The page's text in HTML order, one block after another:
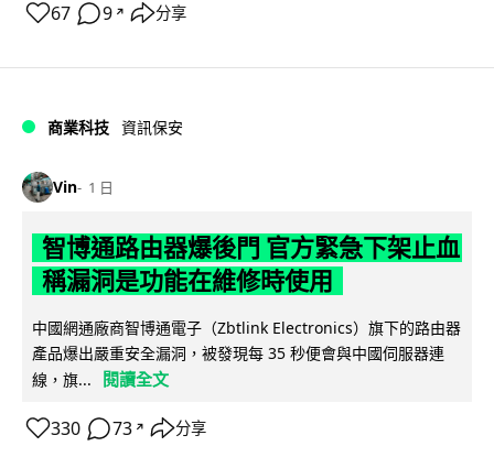
67 9 ↗ 分享
商業科技 資訊保安
Vin 1 日
智博通路由器爆後門 官方緊急下架止血
稱漏洞是功能在維修時使用
中國網通廠商智博通電子（Zbtlink Electronics）旗下的路由器
產品爆出嚴重安全漏洞，被發現每 35 秒便會與中國伺服器連
線，旗...
閱讀全文
330 73 ↗ 分享